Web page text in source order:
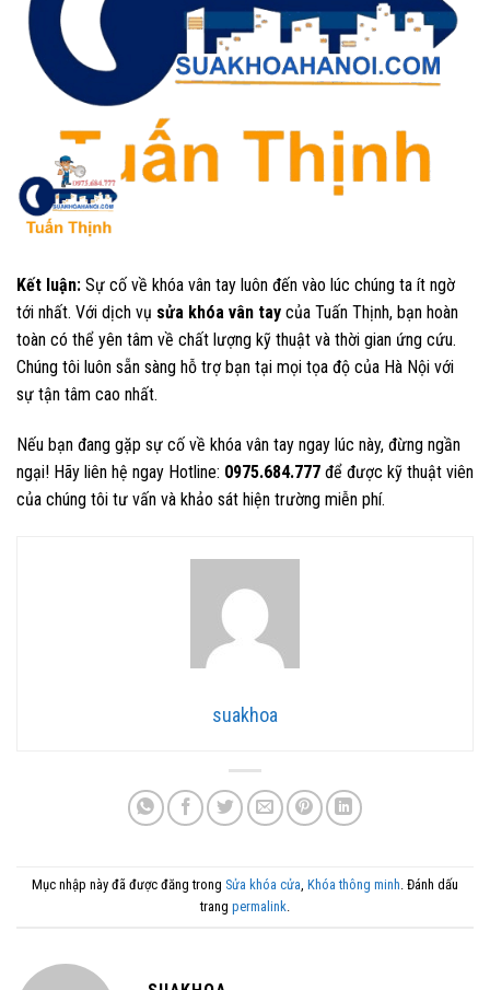
Kết luận: Sự cố về khóa vân tay luôn đến vào lúc chúng ta ít ngờ
tới nhất. Với dịch vụ sửa khóa vân tay của Tuấn Thịnh, bạn hoàn
toàn có thể yên tâm về chất lượng kỹ thuật và thời gian ứng cứu.
Chúng tôi luôn sẵn sàng hỗ trợ bạn tại mọi tọa độ của Hà Nội với
sự tận tâm cao nhất.
Nếu bạn đang gặp sự cố về khóa vân tay ngay lúc này, đừng ngần
ngại! Hãy liên hệ ngay Hotline: 0975.684.777 để được kỹ thuật viên
của chúng tôi tư vấn và khảo sát hiện trường miễn phí.
suakhoa
Mục nhập này đã được đăng trong Sửa khóa cửa, Khóa thông minh. Đánh dấu
trang permalink.